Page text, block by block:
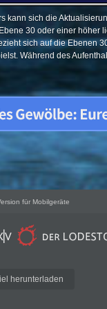
kann sich die
30 oder einer höher
sich auf die Ebenen
Während des
für Mobilgeräte
herunterladen